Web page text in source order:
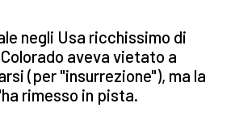
negli Usa ricchissimo di
aveva vietato a
(per "insurrezione"), ma la
rimesso in pista.